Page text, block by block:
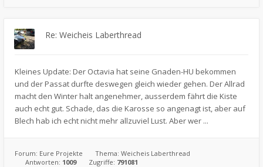
Re: Weicheis Laberthread
Kleines Update: Der Octavia hat seine Gnaden-HU bekommen
und der Passat durfte deswegen gleich wieder gehen. Der Allrad
macht den Winter halt angenehmer, ausserdem fährt die Kiste
auch echt gut. Schade, das die Karosse so angenagt ist, aber auf
Blech hab ich echt nicht mehr allzuviel Lust. Aber wer ...
Forum: Eure Projekte Thema: Weicheis Laberthread
Antworten: 1009 Zugriffe: 791081